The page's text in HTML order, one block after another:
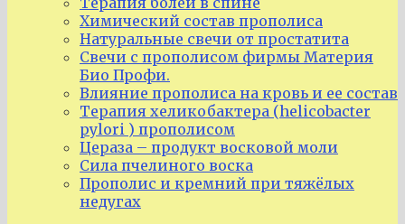
Химический состав прополиса
Натуральные свечи от простатита
Свечи с прополисом фирмы Материя
Био Профи.
Влияние прополиса на кровь и ее состав
Терапия хеликобактера (helicobacter
pylori ) прополисом
Цераза – продукт восковой моли
Сила пчелиного воска
Прополис и кремний при тяжёлых
недугах